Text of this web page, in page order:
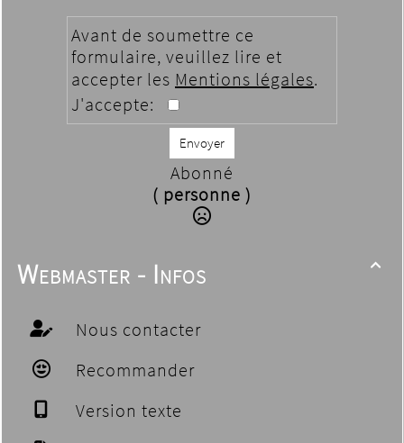
Avant de soumettre ce
formulaire, veuillez lire et
accepter les Mentions légales.
J'accepte:
Envoyer
Abonné
( personne )

Webmaster - Infos
Nous contacter
Recommander
Version texte